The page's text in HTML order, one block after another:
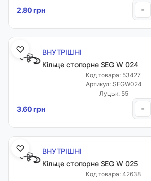
2.80 грн -
ВНУТРІШНІ
Кільце стопорне SEG W 024
Код товара: 53427
Артикул: SEGW024
Луцьк: 55
3.60 грн -
ВНУТРІШНІ
Кільце стопорне SEG W 025
Код товара: 42638